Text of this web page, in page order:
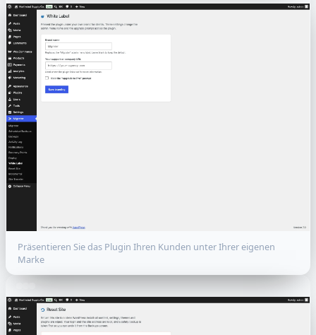
Präsentieren Sie das Plugin Ihren Kunden unter Ihrer eigenen
Marke